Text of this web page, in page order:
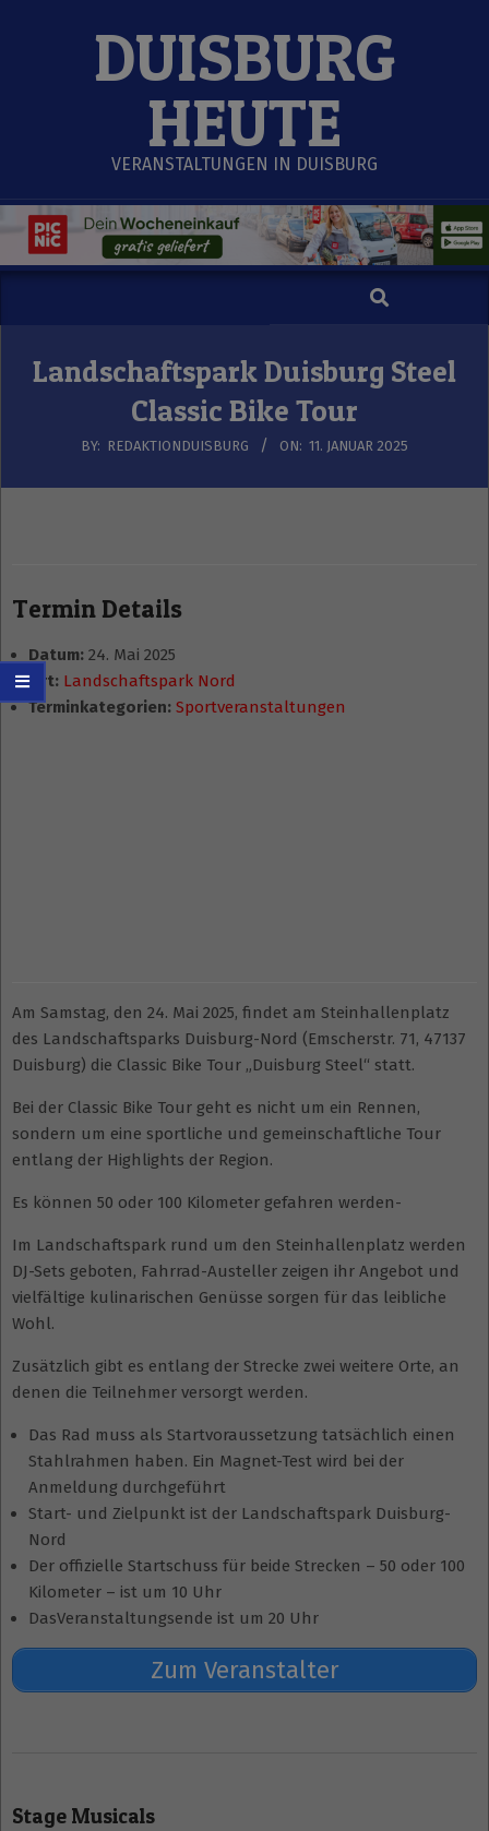
DUISBURG
HEUTE
VERANSTALTUNGEN IN DUISBURG
Menu
Search
Landschaftspark Duisburg Steel
Classic Bike Tour
BY: REDAKTIONDUISBURG ON: 11. JANUAR 2025
Termin Details
Datum: 24. Mai 2025
Ort: Landschaftspark Nord
Terminkategorien: Sportveranstaltungen
Am Samstag, den 24. Mai 2025, findet am Steinhallenplatz
des Landschaftsparks Duisburg-Nord (Emscherstr. 71, 47137
Duisburg) die Classic Bike Tour „Duisburg Steel“ statt.
Bei der Classic Bike Tour geht es nicht um ein Rennen,
sondern um eine sportliche und gemeinschaftliche Tour
entlang der Highlights der Region.
Es können 50 oder 100 Kilometer gefahren werden-
Im Landschaftspark rund um den Steinhallenplatz werden
DJ-Sets geboten, Fahrrad-Austeller zeigen ihr Angebot und
vielfältige kulinarischen Genüsse sorgen für das leibliche
Wohl.
Zusätzlich gibt es entlang der Strecke zwei weitere Orte, an
denen die Teilnehmer versorgt werden.
Das Rad muss als Startvoraussetzung tatsächlich einen
Stahlrahmen haben. Ein Magnet-Test wird bei der
Anmeldung durchgeführt
Start- und Zielpunkt ist der Landschaftspark Duisburg-
Nord
Der offizielle Startschuss für beide Strecken – 50 oder 100
Kilometer – ist um 10 Uhr
DasVeranstaltungsende ist um 20 Uhr
Zum Veranstalter
11
Stage Musicals